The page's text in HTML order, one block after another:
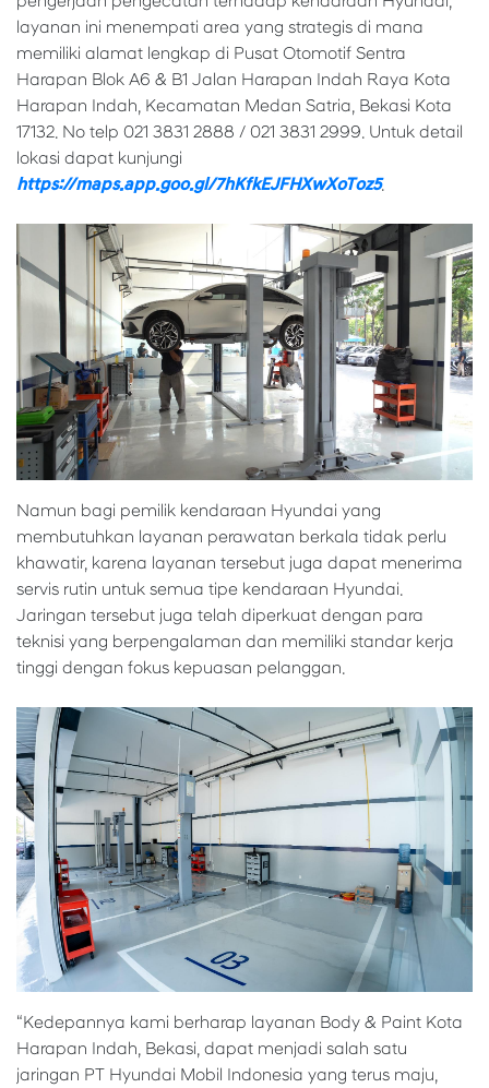
layanan ini menempati area yang strategis di mana
memiliki alamat lengkap di Pusat Otomotif Sentra
Harapan Blok A6 & B1 Jalan Harapan Indah Raya Kota
Harapan Indah, Kecamatan Medan Satria, Bekasi Kota
17132. No telp 021 3831 2888 / 021 3831 2999. Untuk detail
lokasi dapat kunjungi
https://maps.app.goo.gl/7hKfkEJFHXwXoToz5.
Namun bagi pemilik kendaraan Hyundai yang
membutuhkan layanan perawatan berkala tidak perlu
khawatir, karena layanan tersebut juga dapat menerima
servis rutin untuk semua tipe kendaraan Hyundai.
Jaringan tersebut juga telah diperkuat dengan para
teknisi yang berpengalaman dan memiliki standar kerja
tinggi dengan fokus kepuasan pelanggan.
“Kedepannya kami berharap layanan Body & Paint Kota
Harapan Indah, Bekasi, dapat menjadi salah satu
jaringan PT Hyundai Mobil Indonesia yang terus maju,